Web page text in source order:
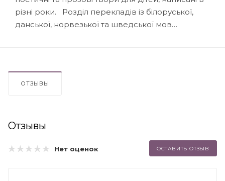
різні роки. Розділ перекладів із білоруської,
данської, норвезької та шведської мов…
ОТЗЫВЫ
Отзывы
Нет оценок ОСТАВИТЬ ОТЗЫВ